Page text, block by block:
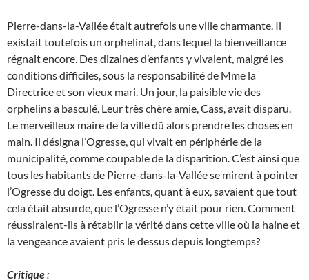
Pierre-dans-la-Vallée était autrefois une ville charmante. Il
existait toutefois un orphelinat, dans lequel la bienveillance
régnait encore. Des dizaines d’enfants y vivaient, malgré les
conditions difficiles, sous la responsabilité de Mme la
Directrice et son vieux mari. Un jour, la paisible vie des
orphelins a basculé. Leur très chère amie, Cass, avait disparu.
Le merveilleux maire de la ville dû alors prendre les choses en
main. Il désigna l’Ogresse, qui vivait en périphérie de la
municipalité, comme coupable de la disparition. C’est ainsi que
tous les habitants de Pierre-dans-la-Vallée se mirent à pointer
l’Ogresse du doigt. Les enfants, quant à eux, savaient que tout
cela était absurde, que l’Ogresse n’y était pour rien. Comment
réussiraient-ils à rétablir la vérité dans cette ville où la haine et
la vengeance avaient pris le dessus depuis longtemps?
Critique: